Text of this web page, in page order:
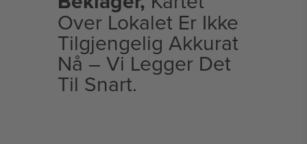
Over Lokalet Er Ikke
Tilgjengelig Akkurat
Nå – Vi Legger Det
Til Snart.